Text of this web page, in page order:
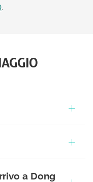
.
a Dong